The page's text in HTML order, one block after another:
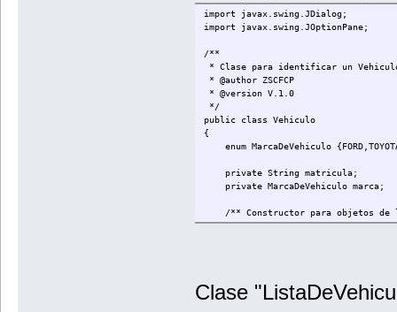
import javax.swing.JDialog;
import javax.swing.JOptionPane;
/**
* Clase para identificar un
* @author ZSCFCP
* @version V.1.0
*/
public class Vehiculo
{
enum MarcaDeVehiculo
private String matricula;
private MarcaDeVehiculo marca;
/** Constructor para objetos de
public Vehiculo(){
// METODOS GETTERS
Clase